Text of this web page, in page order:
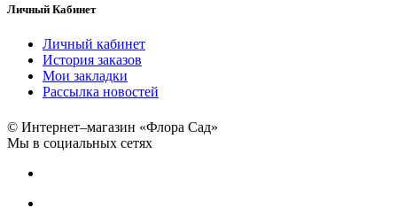
Личный Кабинет
Личный кабинет
История заказов
Мои закладки
Рассылка новостей
© Интернет–магазин «Флора Сад»
Мы в социальных сетях